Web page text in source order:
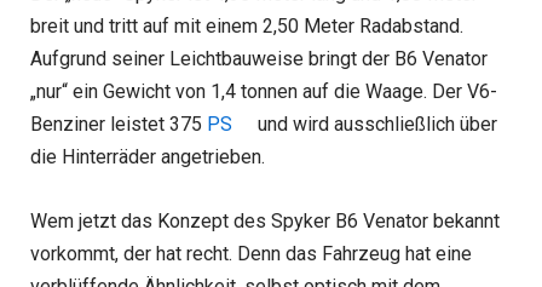
breit und tritt auf mit einem 2,50 Meter Radabstand.
Aufgrund seiner Leichtbauweise bringt der B6 Venator
„nur“ ein Gewicht von 1,4 tonnen auf die Waage. Der V6-
Benziner leistet 375 PS
und wird ausschließlich über
die Hinterräder angetrieben.
Wem jetzt das Konzept des Spyker B6 Venator bekannt
vorkommt, der hat recht. Denn das Fahrzeug hat eine